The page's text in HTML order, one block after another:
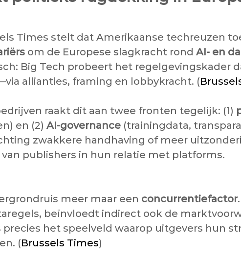
Times stelt dat Amerikaanse techreuzen
om de Europese slagkracht rond AI- en
Big Tech probeert het regelgevingskader
allianties, framing en lobbykracht. (
raakt dit aan twee fronten tegelijk: (1)
en (2) AI-governance (trainingdata,
zwakkere handhaving of meer
publishers in hun relatie met platforms.
meer maar een concurrentiefactor
beïnvloedt indirect ook de
het speelveld waarop uitgevers hun
(Brussels Times)